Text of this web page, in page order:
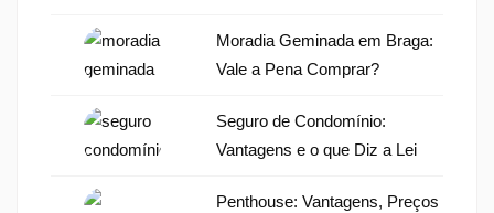
Moradia Geminada em Braga:
Vale a Pena Comprar?
Seguro de Condomínio:
Vantagens e o que Diz a Lei
Penthouse: Vantagens, Preços